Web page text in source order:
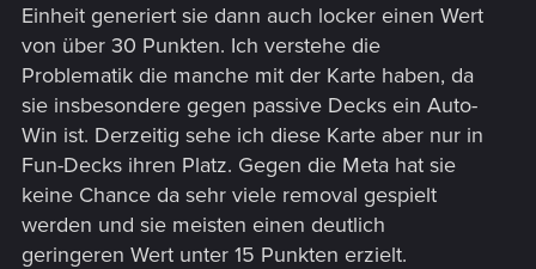
Einheit generiert sie dann auch locker einen Wert
von über 30 Punkten. Ich verstehe die
Problematik die manche mit der Karte haben, da
sie insbesondere gegen passive Decks ein Auto-
Win ist. Derzeitig sehe ich diese Karte aber nur in
Fun-Decks ihren Platz. Gegen die Meta hat sie
keine Chance da sehr viele removal gespielt
werden und sie meisten einen deutlich
geringeren Wert unter 15 Punkten erzielt.